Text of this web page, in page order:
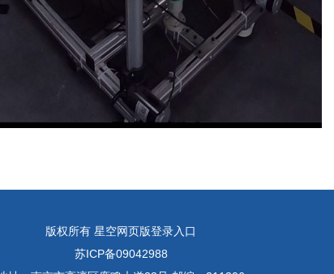
版权所有 星空网页版登录入口
苏ICP备09042988